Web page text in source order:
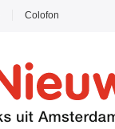
Colofon